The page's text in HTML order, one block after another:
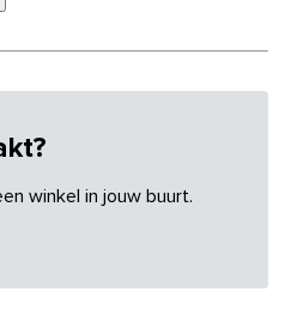
winkel in jouw buurt.